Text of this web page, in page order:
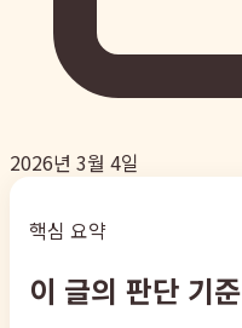
2026년 3월 4일
핵심 요약
이 글의 판단 기준